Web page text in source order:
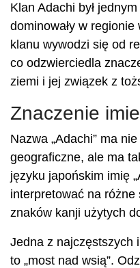
Klan Adachi był
dominowały w
klanu wywodzi się od
co odzwierciedla
ziemi i jej związek z
Znaczenie
Nazwa „Adachi” ma
geograficzne, ale ma
języku japońskim imię
interpretować na różne
znaków kanji użytych
Jedna z najczęstszych
to „most nad wsią”.